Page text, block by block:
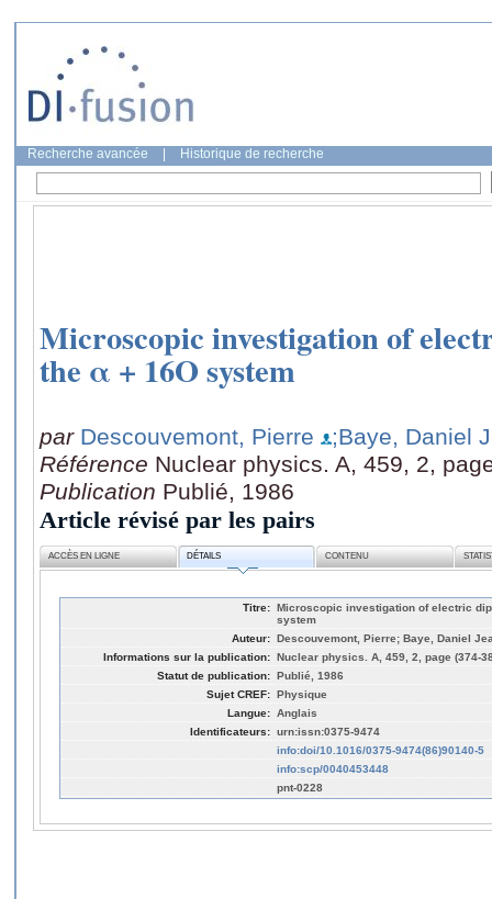
Recherche avancée Historique de recherche
Microscopic investigation of
the α + 16O system
par Descouvemont, Pierre
;Baye, Daniel
Référence Nuclear physics. A, 459, 2,
Publication Publié, 1986
Article révisé par les pairs
ACCÈS EN LIGNE DÉTAILS CONTENU
Titre: Microscopic investigation of electric
system
Auteur: Descouvemont, Pierre; Baye, Daniel
Informations sur la publication: Nuclear physics. A, 459, 2, page (374-
Statut de publication: Publié, 1986
Sujet CREF: Physique
Langue: Anglais
Identificateurs: urn:issn:0375-9474
info:doi/10.1016/0375-9474(86)90140-5
info:scp/0040453448
pnt-0228